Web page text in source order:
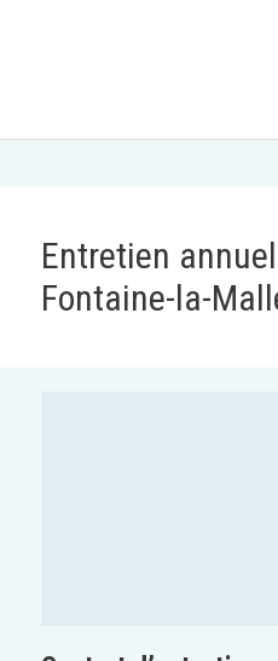
Entretien
Fontaine-la-